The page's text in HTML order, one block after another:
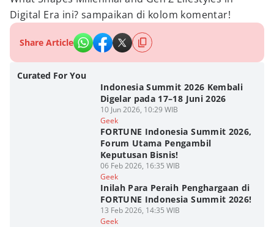
Digital Era ini? sampaikan di kolom komentar!
Share Article
Curated For You
Indonesia Summit 2026 Kembali
Digelar pada 17–18 Juni 2026
10 Jun 2026, 10:29 WIB
Geek
FORTUNE Indonesia Summit 2026,
Forum Utama Pengambil
Keputusan Bisnis!
06 Feb 2026, 16:35 WIB
Geek
Inilah Para Peraih Penghargaan di
FORTUNE Indonesia Summit 2026!
13 Feb 2026, 14:35 WIB
Geek